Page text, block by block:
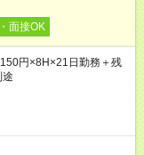
面接OK
円×8H×21日勤務＋残